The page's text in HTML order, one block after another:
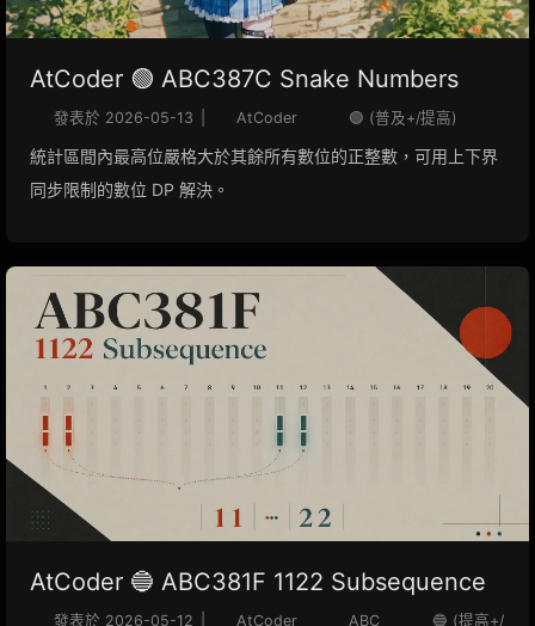
AtCoder 🟢 ABC387C Snake Numbers
發表於 2026-05-13 AtCoder 🟢 (普及+/提高)
統計區間內最高位嚴格大於其餘所有數位的正整數，可用上下界
同步限制的數位 DP 解決。
AtCoder 🔵 ABC381F 1122 Subsequence
發表於 2026-05-12 AtCoder ABC
🔵 (提高+/